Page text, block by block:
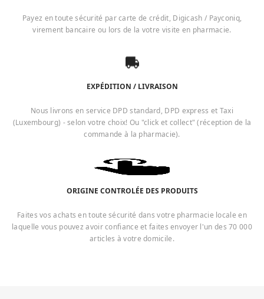
Payez en toute sécurité par carte de crédit, Digicash / Payconiq,
virement bancaire ou lors de la votre visite en pharmacie.
EXPÉDITION / LIVRAISON
Nous livrons en service DPD standard, DPD express et Taxi
(Luxembourg) - selon votre choix! Ou "click et collect" (réception de la
commande à la pharmacie).
ORIGINE CONTROLÉE DES PRODUITS
Faites vos achats en toute sécurité dans votre pharmacie locale en
laquelle vous pouvez avoir confiance et faites envoyer l'un des 70 000
articles à votre domicile.